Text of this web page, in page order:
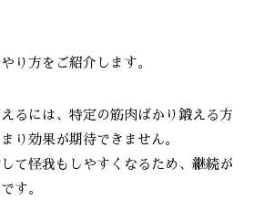
り方をご紹介します。
るには、特定の筋肉ばかり鍛える方
り効果が期待できません。
て怪我もしやすくなるため、継続が
す。